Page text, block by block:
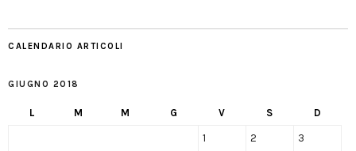
CALENDARIO ARTICOLI
GIUGNO 2018
L M M G V S D
1 2 3